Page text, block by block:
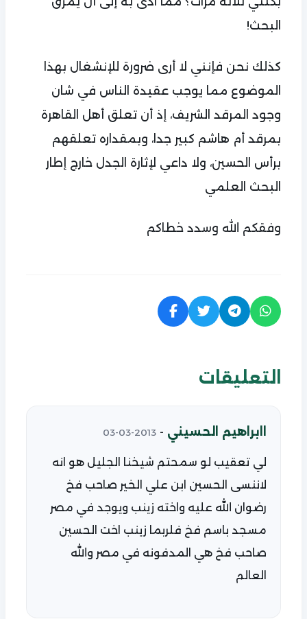
البحث!
كذلك نحن فإنني لا أرى ضرورة للإنشغال بهذا
الموضوع مما يوجب عقيدة الناس في شان
وجود المرقد الشريف، إذ أن تعلق أهل القاهرة
بمرقد أم هاشم كبير جدا، وبمقداره تعلقهم
برأس الحسين، ولا داعي لإثارة الجدل خارج إطار
البحث العلمي
وفقكم الله وسدد خطاكم
التعليقات
اابراهيم الحسيني -
2013-03-03
لي تعقيب لو سمحتم شيخنا الجليل هو انه
لاننسى الحسين ابن علي الخير صاحب فخ
رضوان الله عليه واخته زينب ويوجد في مصر
مسجد باسم فخ فلربما زينب اخت الحسين
صاحب فخ هي المدفونه في مصر والله
العالم